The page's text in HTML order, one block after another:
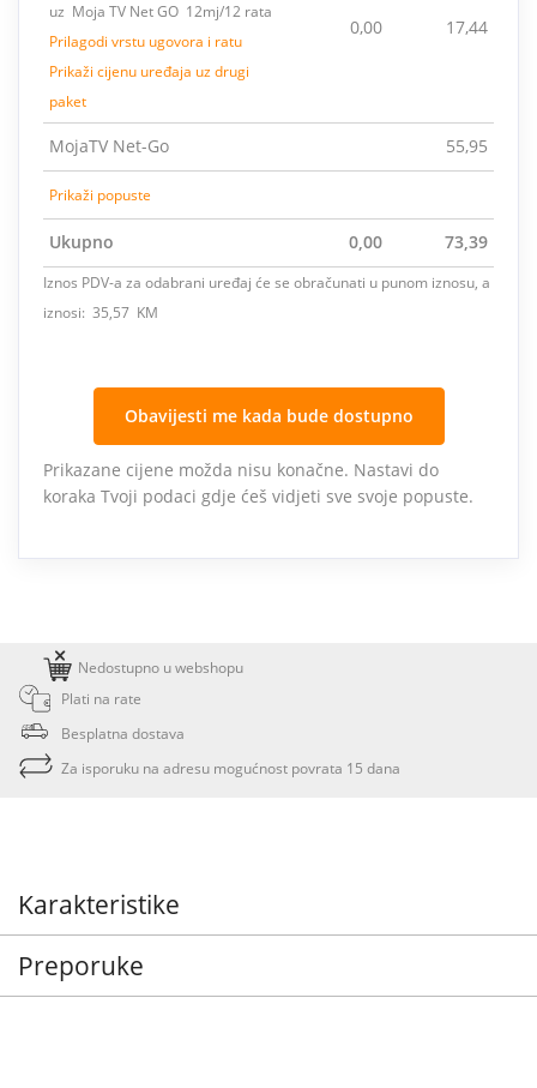
uz Moja TV Net GO 12mj/12 rata
Prilagodi vrstu ugovora i ratu
Prikaži cijenu uređaja uz drugi
paket
0,00 17,44
MojaTV Net-Go 55,95
Prikaži popuste
Ukupno 0,00 73,39
Iznos PDV-a za odabrani uređaj će se obračunati u punom iznosu, a
iznosi: 35,57 KM
Obavijesti me kada bude dostupno
Prikazane cijene možda nisu konačne. Nastavi do
koraka Tvoji podaci gdje ćeš vidjeti sve svoje popuste.
Nedostupno u webshopu
Plati na rate
Besplatna dostava
Za isporuku na adresu mogućnost povrata 15 dana
Karakteristike
Preporuke